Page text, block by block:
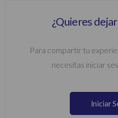
¿Quieres
Para compartir tu
necesitas iniciar
Iniciar